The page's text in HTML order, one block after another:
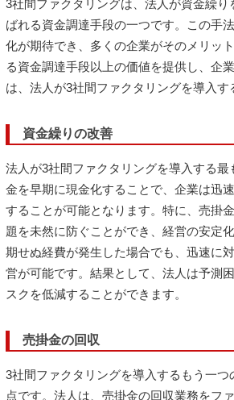
3社間ファクタリングは、法人が資金繰
ばれる資金調達手段の一つです。この手
化が期待でき、多くの企業がそのメリッ
る資金調達手段以上の価値を提供し、企
は、法人が3社間ファクタリングを導入
資金繰りの改善
法人が3社間ファクタリングを導入する
金を早期に現金化することで、企業は迅
することが可能となります。特に、売掛
題を未然に防ぐことができ、経営の安定
期せぬ経費が発生した場合でも、迅速に
営が可能です。結果として、法人は予測
スクを低減することができます。
売掛金の回収
3社間ファクタリングを導入するもう一
点です。法人は、売掛金の回収業務をフ